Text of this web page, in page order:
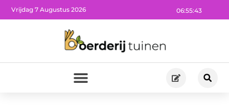
06:55:44
Vrijdag 7 Augustus 2026